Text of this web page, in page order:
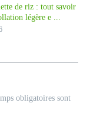
de riz : tout savoir
légère e ...
obligatoires sont